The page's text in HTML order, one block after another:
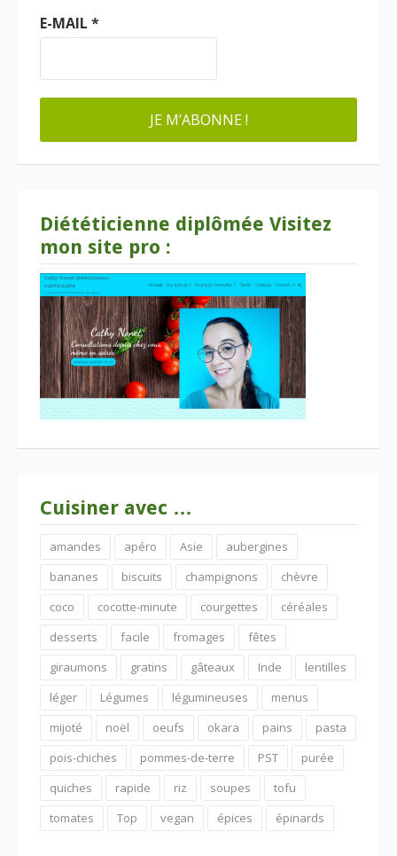
E-MAIL *
Diététicienne diplômée Visitez
mon site pro :
Cuisiner avec …
amandes apéro Asie
aubergines
bananes
biscuits champignons
chèvre
coco
cocotte-minute courgettes
céréales
desserts
facile fromages
fêtes
giraumons
gratins gâteaux Inde
lentilles
léger
Légumes légumineuses
menus
mijoté
noël oeufs okara pains
pasta
pois-chiches
pommes-de-terre PST
purée
quiches
rapide riz soupes
tofu
tomates
Top vegan épices épinards